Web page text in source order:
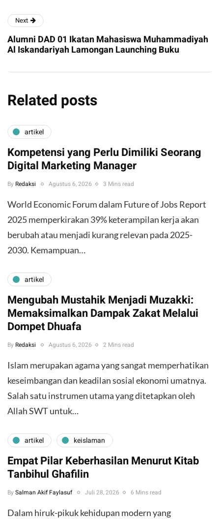
Next
Alumni DAD 01 Ikatan Mahasiswa Muhammadiyah
Al Iskandariyah Lamongan Launching Buku
Related posts
artikel
Kompetensi yang Perlu Dimiliki Seorang
Digital Marketing Manager
By Redaksi Agustus 6, 2026 3 Mins read
World Economic Forum dalam Future of Jobs Report
2025 memperkirakan 39% keterampilan kerja akan
berubah atau menjadi kurang relevan pada 2025-
2030. Kemampuan…
artikel
Mengubah Mustahik Menjadi Muzakki:
Memaksimalkan Dampak Zakat Melalui
Dompet Dhuafa
By Redaksi Agustus 6, 2026 2 Mins read
Islam merupakan agama yang sangat memperhatikan
keseimbangan dan keadilan sosial ekonomi umatnya.
Salah satu instrumen utama yang ditetapkan oleh
Allah SWT untuk…
artikel keislaman
Empat Pilar Keberhasilan Menurut Kitab
Tanbihul Ghafilin
By Salman Akif Faylasuf Juli 28, 2026 6 Mins read
Dalam hiruk-pikuk kehidupan modern yang